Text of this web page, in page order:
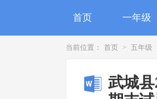
首页 一年级
当前位置： 首页 > 五年级
武城